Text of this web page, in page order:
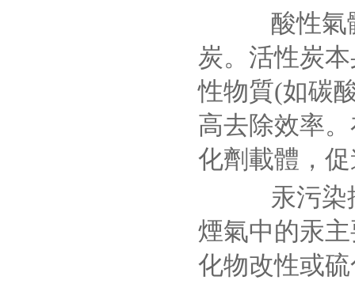
酸性氣體
炭。活性炭
性物質(如碳
高去除效率
化劑載體，
汞污染控
煙氣中的汞
化物改性或